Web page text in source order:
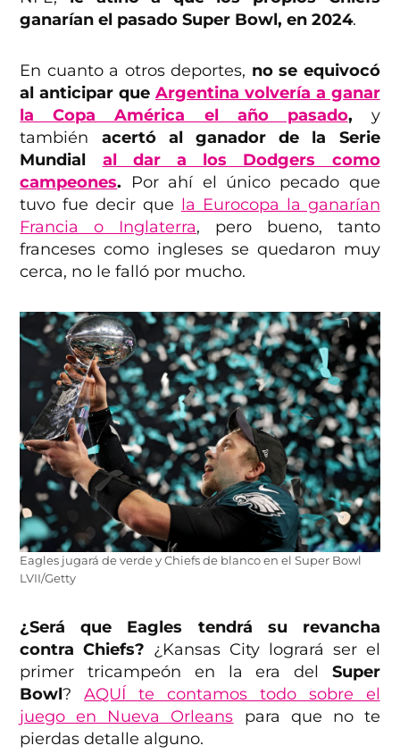
ganarían el pasado Super Bowl, en 2024.
En cuanto a otros deportes, no se equivocó
al anticipar que Argentina volvería a ganar
la Copa América el año pasado, y
también acertó al ganador de la Serie
Mundial al dar a los Dodgers como
campeones.
Por ahí el único pecado que
tuvo fue decir que la Eurocopa la ganarían
Francia o Inglaterra, pero bueno, tanto
franceses como ingleses se quedaron muy
cerca, no le falló por mucho.
Eagles jugará de verde y Chiefs de blanco en el Super Bowl
LVII/Getty
¿Será que Eagles tendrá su revancha
contra Chiefs? ¿Kansas City logrará ser el
primer tricampeón en la era del Super
Bowl?AQUÍ te contamos todo sobre el
juego en Nueva Orleans para que no te
pierdas detalle alguno.